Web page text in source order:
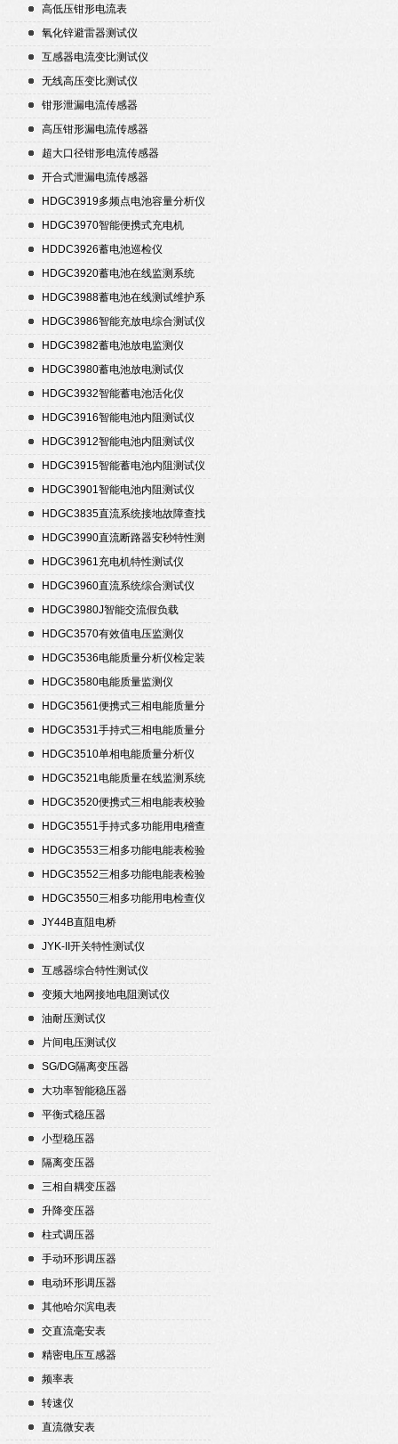
高低压钳形电流表
氧化锌避雷器测试仪
互感器电流变比测试仪
无线高压变比测试仪
钳形泄漏电流传感器
高压钳形漏电流传感器
超大口径钳形电流传感器
开合式泄漏电流传感器
HDGC3919多频点电池容量分析仪
HDGC3970智能便携式充电机
HDDC3926蓄电池巡检仪
HDGC3920蓄电池在线监测系统
HDGC3988蓄电池在线测试维护系
统
HDGC3986智能充放电综合测试仪
HDGC3982蓄电池放电监测仪
HDGC3980蓄电池放电测试仪
HDGC3932智能蓄电池活化仪
HDGC3916智能电池内阻测试仪
HDGC3912智能电池内阻测试仪
HDGC3915智能蓄电池内阻测试仪
HDGC3901智能电池内阻测试仪
HDGC3835直流系统接地故障查找
仪
HDGC3990直流断路器安秒特性测
试仪
HDGC3961充电机特性测试仪
HDGC3960直流系统综合测试仪
HDGC3980J智能交流假负载
HDGC3570有效值电压监测仪
HDGC3536电能质量分析仪检定装
置
HDGC3580电能质量监测仪
HDGC3561便携式三相电能质量分
析仪
HDGC3531手持式三相电能质量分
析仪
HDGC3510单相电能质量分析仪
HDGC3521电能质量在线监测系统
HDGC3520便携式三相电能表校验
仪
HDGC3551手持式多功能用电稽查
仪
HDGC3553三相多功能电能表检验
装置
HDGC3552三相多功能电能表检验
装置
HDGC3550三相多功能用电检查仪
JY44B直阻电桥
JYK-II开关特性测试仪
互感器综合特性测试仪
变频大地网接地电阻测试仪
油耐压测试仪
片间电压测试仪
SG/DG隔离变压器
大功率智能稳压器
平衡式稳压器
小型稳压器
隔离变压器
三相自耦变压器
升降变压器
柱式调压器
手动环形调压器
电动环形调压器
其他哈尔滨电表
交直流毫安表
精密电压互感器
频率表
转速仪
直流微安表